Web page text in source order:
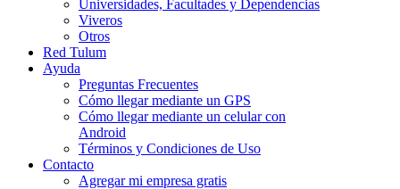
Universidades, Facultades y Dependencias
Viveros
Otros
Red Tulum
Ayuda
Preguntas Frecuentes
Cómo llegar mediante un GPS
Cómo llegar mediante un celular con
Android
Términos y Condiciones de Uso
Contacto
Agregar mi empresa gratis